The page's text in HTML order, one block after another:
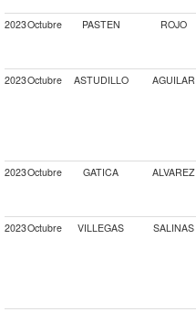
2023Octubre PASTEN ROJO
2023Octubre ASTUDILLO AGUILAR
2023Octubre GATICA ALVAREZ
2023Octubre VILLEGAS SALINAS